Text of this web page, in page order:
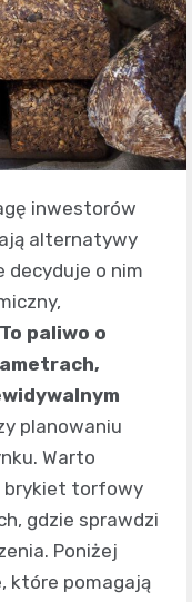
inwestorów
alternatywy
decyduje o nim
To paliwo o
planowaniu
Warto
brykiet torfowy
gdzie sprawdzi
Poniżej
które pomagają